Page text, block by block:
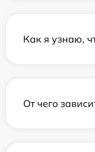
Как я узнаю,
От чего